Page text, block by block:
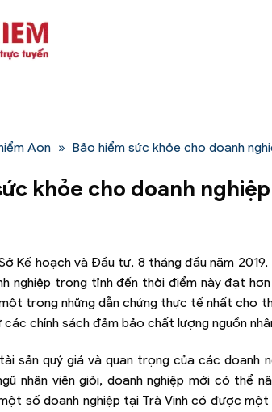
Aon » Bảo hiểm sức khỏe cho doanh
khỏe cho doanh
Kế hoạch và Đầu tư, 8 tháng đầu năm
nghiệp trong tỉnh đến thời điểm này đạt
trong những dẫn chứng thực tế nhất cho
các chính sách đảm bảo chất lượng nguồn
sản quý giá và quan trọng của các
nhân viên giỏi, doanh nghiệp mới có thể
số doanh nghiệp tại Trà Vinh có được